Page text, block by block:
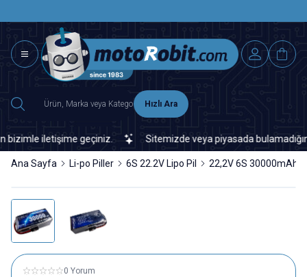
Hızlı Ara
iletişime geçiniz. Sitemizde veya piyasada bulamadığınız
Ana Sayfa Li-po Piller 6S 22.2V Lipo Pil 22,2V 6S 30000mAh
0 Yorum